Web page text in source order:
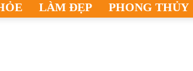
LÀM ĐẸP PHONG THỦY